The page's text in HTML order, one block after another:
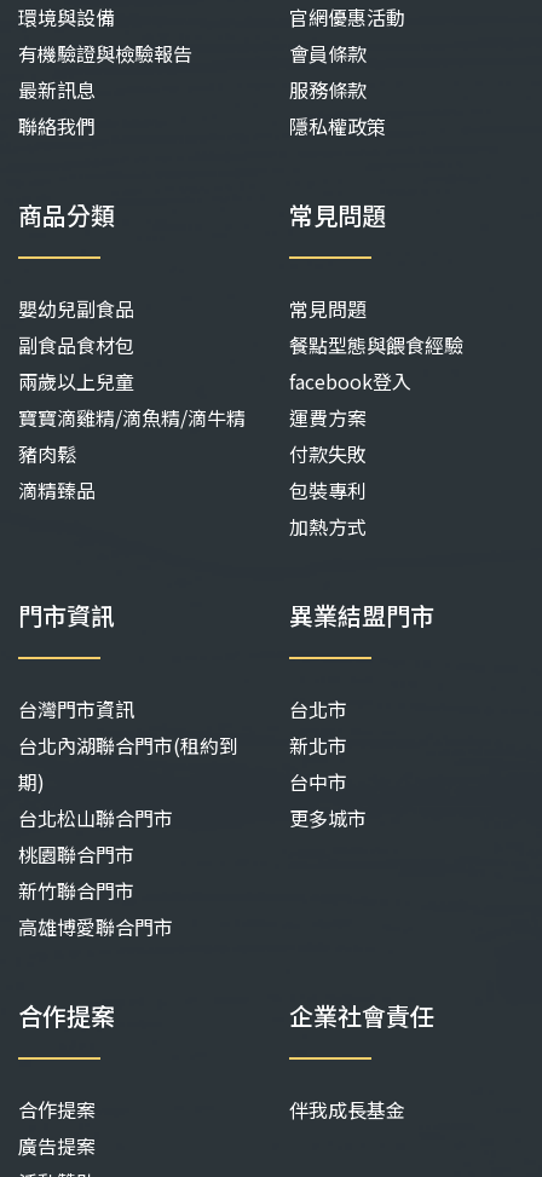
環境與設備
有機驗證與檢驗報告
最新訊息
聯絡我們
官網優惠活動
會員條款
服務條款
隱私權政策
商品分類
嬰幼兒副食品
副食品食材包
兩歲以上兒童
寶寶滴雞精/滴魚精/滴牛精
豬肉鬆
滴精臻品
常見問題
常見問題
餐點型態與餵食經驗
facebook登入
運費方案
付款失敗
包裝專利
加熱方式
門市資訊
台灣門市資訊
台北內湖聯合門市(租約到
期)
台北松山聯合門市
桃園聯合門市
新竹聯合門市
高雄博愛聯合門市
異業結盟門市
台北市
新北市
台中市
更多城市
合作提案
合作提案
廣告提案
企業社會責任
伴我成長基金